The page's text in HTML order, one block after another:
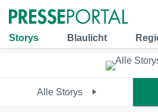
Storys Blaulicht
Alle Storys